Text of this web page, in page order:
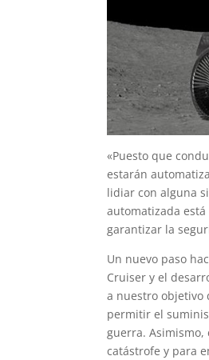
«Puesto que
estarán
lidiar con alguna
automatizada
garantizar la
Un nuevo paso
Cruiser y el
a nuestro objetivo
permitir el
guerra. Asimismo,
catástrofe y para